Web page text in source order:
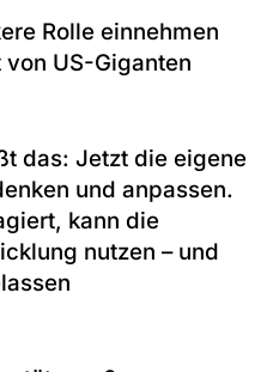
Rolle einnehmen
US-Giganten
das: Jetzt die eigene
und anpassen.
kann die
nutzen – und